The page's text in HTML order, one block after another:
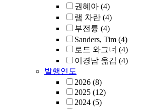
권혜아 (4)
램 차란 (4)
부전륭 (4)
Sanders, Tim (4)
로드 와그너 (4)
이경남 옮김 (4)
발행연도
2026 (8)
2025 (12)
2024 (5)